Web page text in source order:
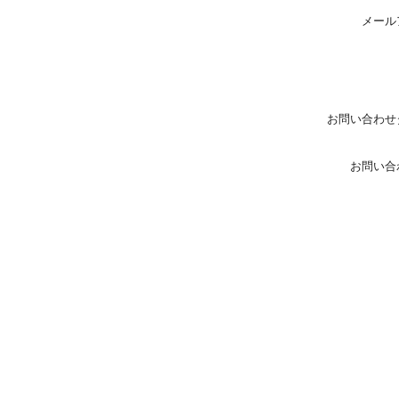
メー
お問い合わ
お問い